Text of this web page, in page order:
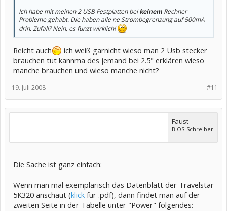
Ich habe mit meinen 2 USB Festplatten beikeinem Rechner
Probleme gehabt. Die haben alle ne Strombegrenzung auf 500mA
drin. Zufall? Nein, es funzt wirklich!
Reicht auch
ich weiß garnicht wieso man 2 Usb stecker
brauchen tut kannma des jemand bei 2.5" erklären wieso
manche brauchen und wieso manche nicht?
#11
19. Juli 2008
Faust
BIOS-Schreiber
Die Sache ist ganz einfach:
Wenn man mal exemplarisch das Datenblatt der Travelstar
5K320 anschaut (klick für .pdf), dann findet man auf der
zweiten Seite in der Tabelle unter "Power" folgendes: